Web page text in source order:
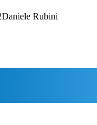
Daniele Rubini